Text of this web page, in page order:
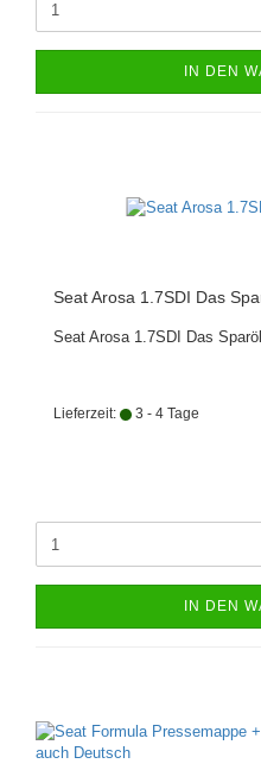
IN DEN
Seat Arosa 1.7SDI Das
Seat Arosa 1.7SDI Das
Lieferzeit: 3 - 4 Tage
IN DEN